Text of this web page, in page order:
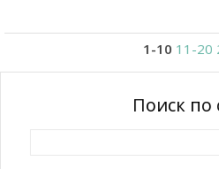
1-10 11-20
Поиск по